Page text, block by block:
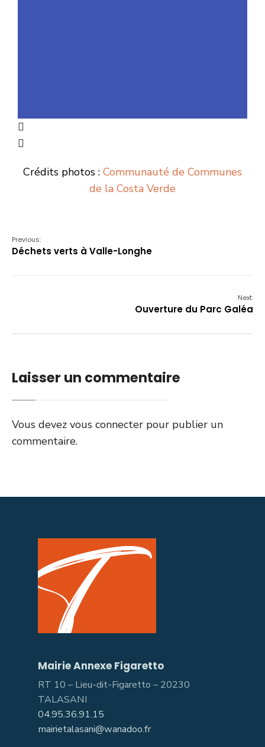
Crédits photos : Communauté de Communes
de la Costa Verde
Previous:
Déchets verts à Valle-Longhe
Next:
Ouverture du Parc Galéa
Laisser un commentaire
Vous devez vous connecter pour publier un
commentaire.
Mairie Annexe Figaretto
RT 10 – Lieu-dit-Figaretto – 20230
TALASANI
04.95.36.91.15
mairietalasani@wanadoo.fr